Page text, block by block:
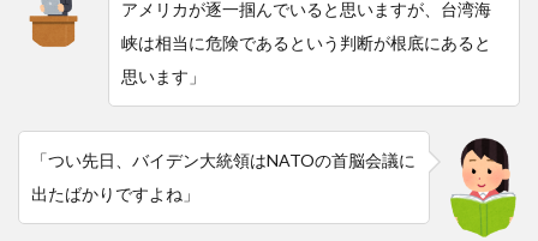
アメリカが逐一掴んでいると思いますが、台湾海
峡は相当に危険であるという判断が根底にあると
思います」
「つい先日、バイデン大統領はNATOの首脳会議に
出たばかりですよね」